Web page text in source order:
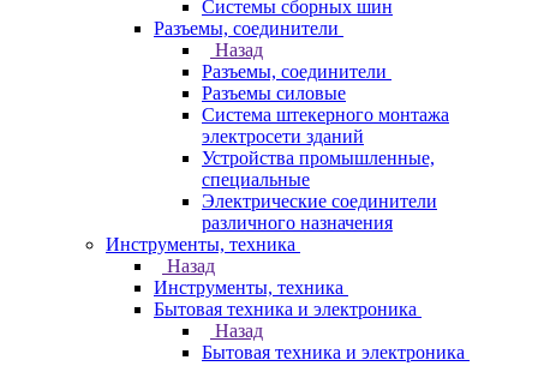
Системы сборных шин
Разъемы, соединители
Назад
Разъемы, соединители
Разъемы силовые
Система штекерного монтажа
электросети зданий
Устройства промышленные,
специальные
Электрические соединители
различного назначения
Инструменты, техника
Назад
Инструменты, техника
Бытовая техника и электроника
Назад
Бытовая техника и электроника